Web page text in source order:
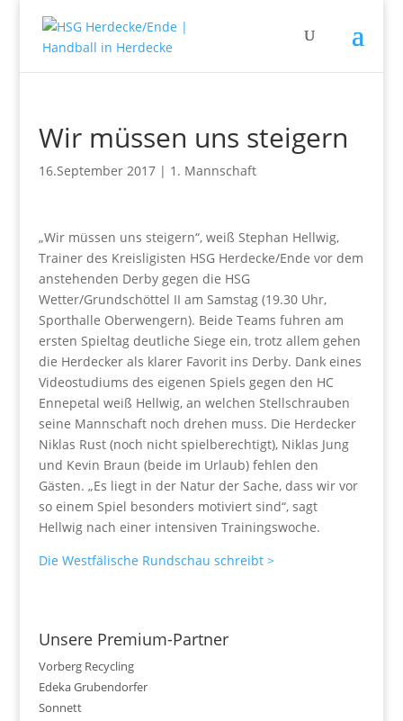
Wir müssen uns steigern
16.September 2017| 1. Mannschaft
„Wir müssen uns steigern“, weiß Stephan Hellwig,
Trainer des Kreisligisten HSG Herdecke/Ende vor dem
anstehenden Derby gegen die HSG
Wetter/Grundschöttel II am Samstag (19.30 Uhr,
Sporthalle Oberwengern). Beide Teams fuhren am
ersten Spieltag deutliche Siege ein, trotz allem gehen
die Herdecker als klarer Favorit ins Derby. Dank eines
Videostudiums des eigenen Spiels gegen den HC
Ennepetal weiß Hellwig, an welchen Stellschrauben
seine Mannschaft noch drehen muss. Die Herdecker
Niklas Rust (noch nicht spielberechtigt), Niklas Jung
und Kevin Braun (beide im Urlaub) fehlen den
Gästen. „Es liegt in der Natur der Sache, dass wir vor
so einem Spiel besonders motiviert sind“, sagt
Hellwig nach einer intensiven Trainingswoche.
Die Westfälische Rundschau schreibt >
Unsere Premium-Partner
Vorberg Recycling
Edeka Grubendorfer
Sonnett